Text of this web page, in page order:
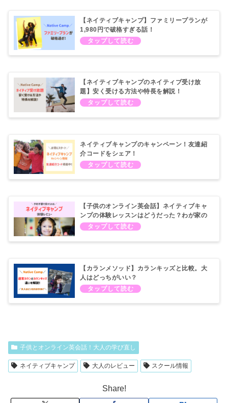
【ネイティブキャンプ】ファミリープランが
1,980円で破格すぎる話！
【ネイティブキャンプのネイティブ受け放
題】安く受ける方法や特長を解説！
ネイティブキャンプのキャンペーン！友達紹
介コードをシェア！
【子供のオンライン英会話】ネイティブキャ
ンプの体験レッスンはどうだった？わが家の
口コミ
【カランメソッド】カランキッズと比較。大
人はどっちがいい？
子供とオンライン英会話！大人の学び直し
ネイティブキャンプ 大人のレビュー スクール情報
Share!